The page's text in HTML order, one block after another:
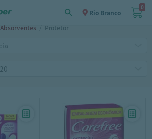
Rio Branco
0
Absorventes / Protetor